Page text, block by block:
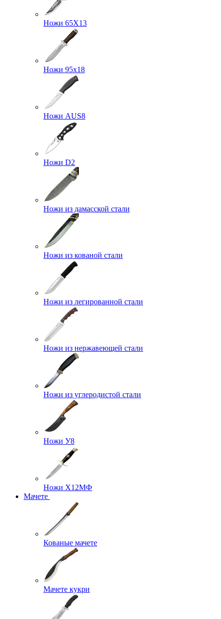
Ножи 65Х13
Ножи 95х18
Ножи AUS8
Ножи D2
Ножи из дамасской стали
Ножи из кованой стали
Ножи из легированной стали
Ножи из нержавеющей стали
Ножи из углеродистой стали
Ножи У8
Ножи Х12МФ
Мачете
Кованые мачете
Мачете кукри